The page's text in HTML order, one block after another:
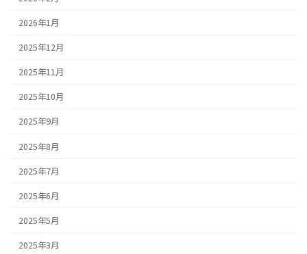
2026年1月
2025年12月
2025年11月
2025年10月
2025年9月
2025年8月
2025年7月
2025年6月
2025年5月
2025年3月